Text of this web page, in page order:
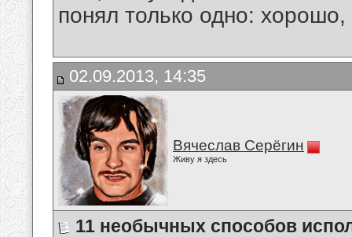
понял только одно:
02.09.2013, 14:35
Вячеслав Серёгин
Живу я здесь
11 необычных способов